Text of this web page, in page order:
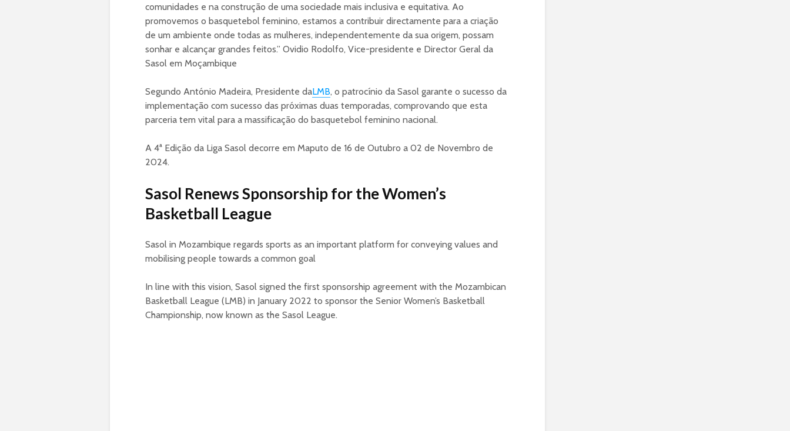
comunidades e na construção de uma sociedade mais inclusiva e equitativa. Ao
promovemos o basquetebol feminino, estamos a contribuir directamente para a criação
de um ambiente onde todas as mulheres, independentemente da sua origem, possam
sonhar e alcançar grandes feitos.” Ovidio Rodolfo, Vice-presidente e Director Geral da
Sasol em Moçambique
Segundo António Madeira, Presidente daLMB, o patrocínio da Sasol garante o sucesso da
implementação com sucesso das próximas duas temporadas, comprovando que esta
parceria tem vital para a massificação do basquetebol feminino nacional.
A 4ª Edição da Liga Sasol decorre em Maputo de 16 de Outubro a 02 de Novembro de
2024.
Sasol Renews Sponsorship for the Women’s
Basketball League
Sasol in Mozambique regards sports as an important platform for conveying values and
mobilising people towards a common goal
In line with this vision, Sasol signed the first sponsorship agreement with the Mozambican
Basketball League (LMB) in January 2022 to sponsor the Senior Women’s Basketball
Championship, now known as the Sasol League.